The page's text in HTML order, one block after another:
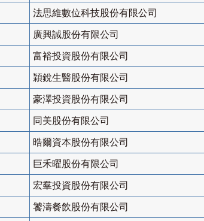
法思維數位科技股份有限公司
廣興誠股份有限公司
富裕投資股份有限公司
穎銳生醫股份有限公司
豪澤投資股份有限公司
同美股份有限公司
晧爾資本股份有限公司
巨禾曜股份有限公司
宏羣投資股份有限公司
饕濤餐飲股份有限公司